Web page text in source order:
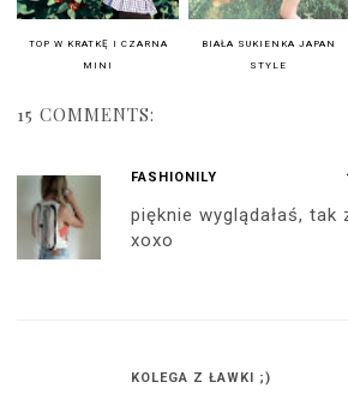
TOP W KRATKĘ I CZARNA
MINI
BIAŁA SUKIENKA JAPAN
STYLE
15 COMMENTS:
FASHIONILY
pięknie wyglądałaś, tak
xoxo
KOLEGA Z ŁAWKI ;)